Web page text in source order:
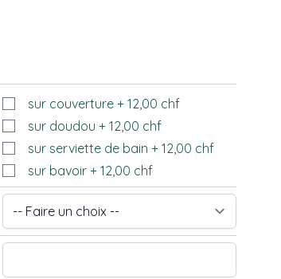
sur couverture + 12,00 chf
sur doudou + 12,00 chf
sur serviette de bain + 12,00 chf
sur bavoir + 12,00 chf